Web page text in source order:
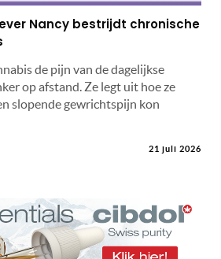
Nancy bestrijdt chronische
de pijn van de dagelijkse
op afstand. Ze legt uit hoe ze
slopende gewrichtspijn kon
21 juli 2026